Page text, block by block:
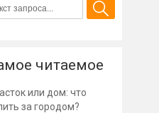
читаемое
или дом: что
за городом?